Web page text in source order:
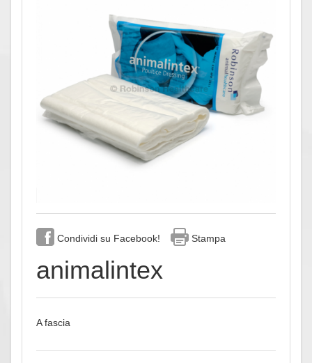
Condividi su Facebook! Stampa
animalintex
A fascia